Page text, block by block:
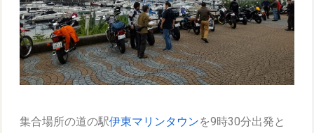
集合場所の道の駅伊東マリンタウンを9時30分出発と